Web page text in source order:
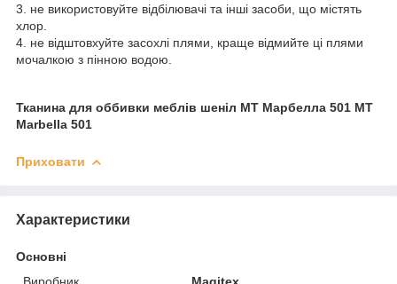
3. не використовуйте відбілювачі та інші засоби, що містять
хлор.
4. не відштовхуйте засохлі плями, краще відмийте ці плями
мочалкою з пінною водою.
Тканина для оббивки меблів шеніл МТ Марбелла 501 MT
Marbella 501
Приховати
Характеристики
Основні
Виробник
Magitex